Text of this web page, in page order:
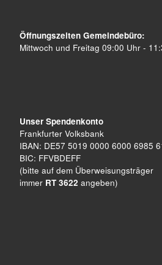
Öffnungszeiten Gemeindebüro:
Mittwoch und Freitag 09:00 Uhr -
Unser Spendenkonto
Frankfurter Volksbank
IBAN: DE57 5019 0000 6000 6985
BIC: FFVBDEFF
(bitte auf dem Überweisungsträger
immer RT 3622 angeben)